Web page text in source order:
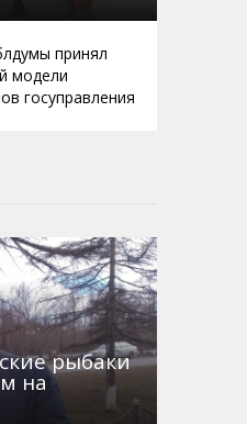
принял
модели
госуправления
рыбаки
на